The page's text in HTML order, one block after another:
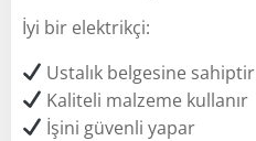
İyi bir elektrikçi:
Ustalık belgesine sahiptir
Kaliteli malzeme kullanır
İşini güvenli yapar